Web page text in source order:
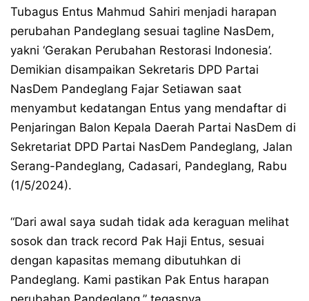
Tubagus Entus Mahmud Sahiri menjadi harapan
perubahan Pandeglang sesuai tagline NasDem,
yakni ‘Gerakan Perubahan Restorasi Indonesia’.
Demikian disampaikan Sekretaris DPD Partai
NasDem Pandeglang Fajar Setiawan saat
menyambut kedatangan Entus yang mendaftar di
Penjaringan Balon Kepala Daerah Partai NasDem di
Sekretariat DPD Partai NasDem Pandeglang, Jalan
Serang-Pandeglang, Cadasari, Pandeglang, Rabu
(1/5/2024).
“Dari awal saya sudah tidak ada keraguan melihat
sosok dan track record Pak Haji Entus, sesuai
dengan kapasitas memang dibutuhkan di
Pandeglang. Kami pastikan Pak Entus harapan